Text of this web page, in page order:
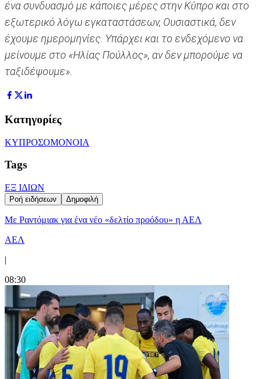
ένα συνδυασμό με κάποιες μέρες στην Κύπρο και στο
εξωτερικό λόγω εγκαταστάσεων, Ουσιαστικά, δεν
έχουμε ημερομηνίες. Υπάρχει και το ενδεχόμενο να
μείνουμε στο «Ηλίας Πούλλος», αν δεν μπορούμε να
ταξιδέψουμε».
Κατηγορίες
ΚΥΠΡΟΣΟΜΟΝΟΙΑ
Tags
ΕΞ ΙΔΙΩΝ
Ροή ειδήσεων Δημοφιλή
Με Ραντόμιακ για ένα νέο «δελτίο προόδου» η ΑΕΛ
ΑΕΛ
|
08:30